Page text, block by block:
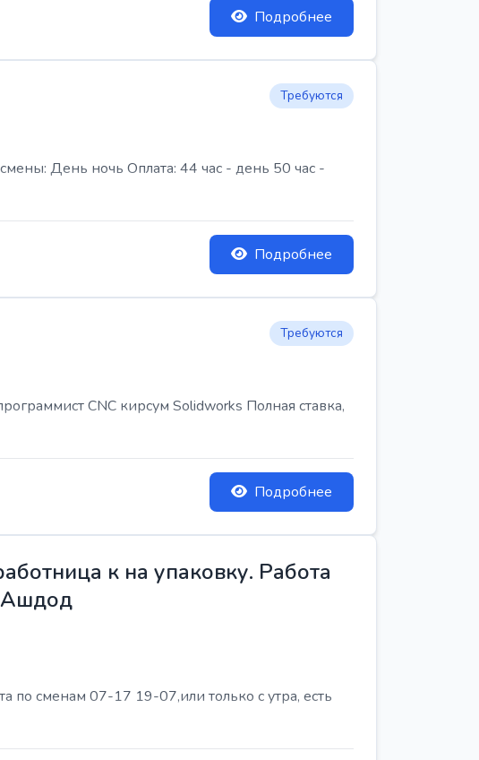
Подробнее
Требуются
День ночь Оплата: 44 час - день 50 час -
Подробнее
Требуются
CNC кирсум Solidworks Полная ставка,
Подробнее
к на упаковку. Работа
Ашдод
по сменам 07-17 19-07,или только с утра, есть